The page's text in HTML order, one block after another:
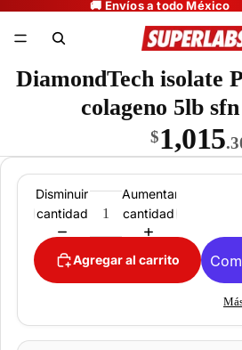
DiamondTech isolate
colageno 5lb
$1,015
Disminuir
cantidad
Aumentar
cantidad
Agregar al carrito